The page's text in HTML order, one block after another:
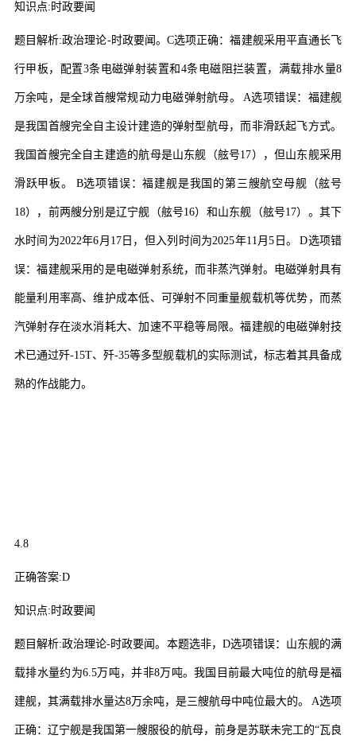
知识点: 时政要闻
题目解析:政治理论-时政要闻。C选项正确：福建舰采用平直通长飞
行甲板，配置3条电磁弹射装置和 4条电磁阻拦装置，满载排水量8
万余吨，是全球首艘常规动力电磁弹射航母。 A选项错误：福建舰
是我国首艘完全自主设计建造的弹射型航母，而非滑跃起飞方式。
我国首艘完全自主建造的航母是山东舰（舷号17），但山东舰采用
滑跃甲板。 B选项错误：福建舰是我国的第三艘航空母舰（舷号
18），前两艘分别是辽宁舰（舷号16）和山东舰（舷号17）。其下
水时间为2022年6月 17日，但入列时间为2025年11月5 日。 D选项错
误：福建舰采用的是电磁弹射系统，而非蒸汽弹射。电磁弹射具有
能量利用率高、维护成本低、可弹射不同重量舰载机等优势，而蒸
汽弹射存在淡水消耗大、加速不平稳等局限。福建舰的电磁弹射技
术已通过歼-15T、歼-35等多型舰载机的实际测试，标志着其具备成
熟的作战能力。
4.8
正确答案:D
知识点: 时政要闻
题目解析:政治理论-时政要闻。本题选非， D选项错误：山东舰的满
载排水量约为6.5万吨，并非8万吨。我国目前最大吨位的航母是福
建舰，其满载排水量达8万余吨，是三艘航母中吨位最大的。 A选项
正确：辽宁舰是我国第一艘服役的航母，前身是苏联未完工的“瓦良